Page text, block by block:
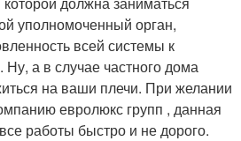
уполномоченный орган,
всей системы к
Ну, а в случае частного дома
на ваши плечи. При желании
евролюкс групп , данная
работы быстро и не дорого.